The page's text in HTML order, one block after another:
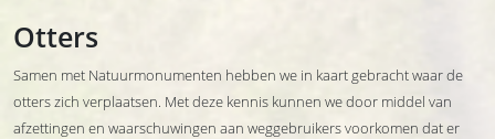
Otters
Samen met Natuurmonumenten hebben we in kaart gebracht waar de
otters zich verplaatsen. Met deze kennis kunnen we door middel van
afzettingen en waarschuwingen aan weggebruikers voorkomen dat er